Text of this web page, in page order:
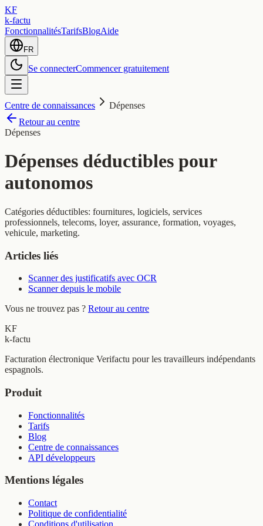
KF
k-factu
FonctionnalitésTarifsBlogAide
FR
Se connecterCommencer gratuitement
Centre de connaissances
Dépenses
Retour au centre
Dépenses
Dépenses déductibles pour
autonomos
Catégories déductibles: fournitures, logiciels, services
professionnels, telecoms, loyer, assurance, formation, voyages,
vehicule, marketing.
Articles liés
Scanner des justificatifs avec OCR
Scanner depuis le mobile
Vous ne trouvez pas ? Retour au centre
KF
k-factu
Facturation électronique Verifactu pour les travailleurs indépendants
espagnols.
Produit
Fonctionnalités
Tarifs
Blog
Centre de connaissances
API développeurs
Mentions légales
Contact
Politique de confidentialité